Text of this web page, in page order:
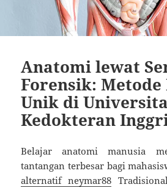
Anatomi lewat
Forensik:
Unik di
Kedokteran
Belajar anatomi manusia
tantangan terbesar bagi
alternatif neymar88